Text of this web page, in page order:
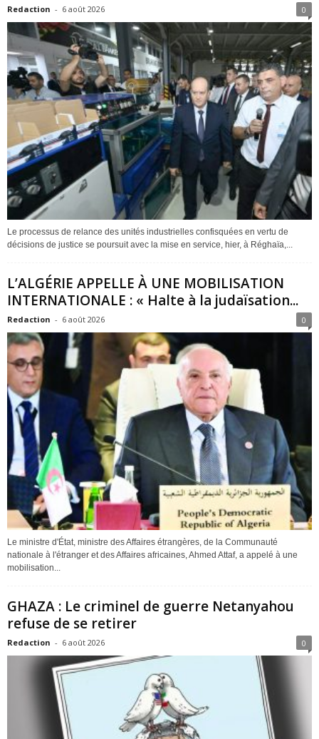
Redaction - 6 août 2026 0
Le processus de relance des unités industrielles confisquées en vertu de
décisions de justice se poursuit avec la mise en service, hier, à Réghaïa,...
L’ALGÉRIE APPELLE À UNE MOBILISATION
INTERNATIONALE : « Halte à la judaïsation...
Redaction - 6 août 2026 0
Le ministre d'État, ministre des Affaires étrangères, de la Communauté
nationale à l'étranger et des Affaires africaines, Ahmed Attaf, a appelé à une
mobilisation...
GHAZA : Le criminel de guerre Netanyahou
refuse de se retirer
Redaction - 6 août 2026 0